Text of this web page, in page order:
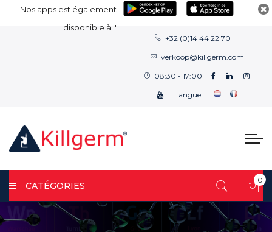
Nos apps est également
disponible à l'
+32 (0)14 44 22 70
verkoop@killgerm.com
08:30 - 17:00
Langue:
CATÉGORIES
0